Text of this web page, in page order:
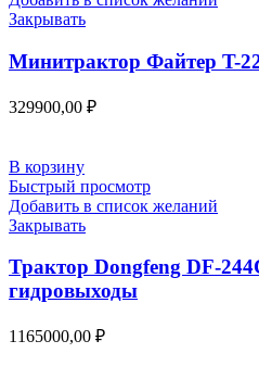
Закрывать
Минитрактор Файтер T-
329900,00 ₽
В корзину
Быстрый просмотр
Добавить в список желаний
Закрывать
Трактор Dongfeng DF-
гидровыходы
1165000,00 ₽